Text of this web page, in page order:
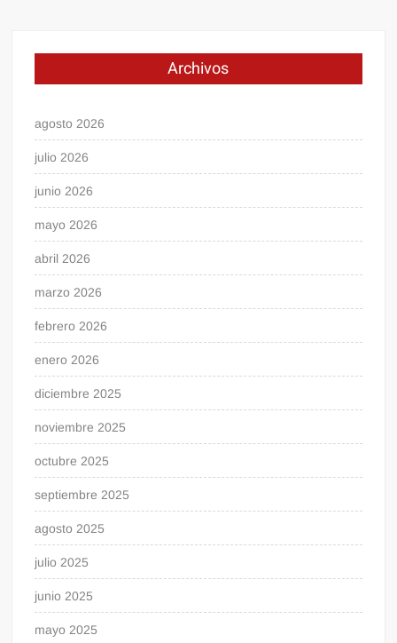
Archivos
agosto 2026
julio 2026
junio 2026
mayo 2026
abril 2026
marzo 2026
febrero 2026
enero 2026
diciembre 2025
noviembre 2025
octubre 2025
septiembre 2025
agosto 2025
julio 2025
junio 2025
mayo 2025